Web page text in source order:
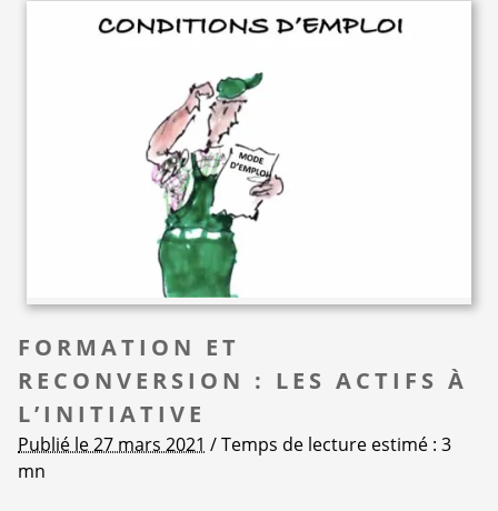
FORMATION ET
RECONVERSION : LES ACTIFS À
L’INITIATIVE
Publié le 27 mars 2021 / Temps de lecture estimé : 3
mn